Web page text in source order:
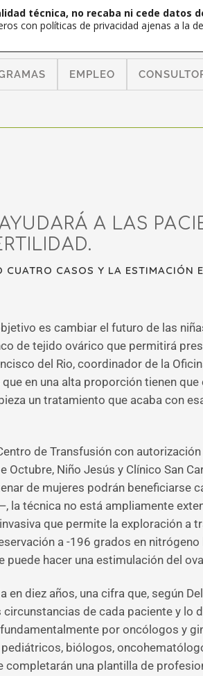
EMPLEO
A LAS
CASOS Y LA ESTIMACIÓN
es cambiar el futuro de las
de tejido ovárico que permitirá
del Rio, coordinador de la
en una alta proporción tienen
un tratamiento que acaba con
de Transfusión con
Octubre, Niño Jesús y Clínico San
de mujeres podrán beneficiarse
la técnica no está ampliamente
que permite la exploración a
a -196 grados en nitrógeno
hacer una estimulación del
diez años, una cifra que, según
de cada paciente y
por oncólogos y
biólogos,
una plantilla de
técnica, no recaba ni cede datos
con políticas de privacidad ajenas a la